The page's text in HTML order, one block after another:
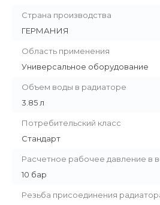
Страна производства
ГЕРМАНИЯ
Область применения
Универсальное оборудование
Объем воды в радиаторе
3.85 л
Потребительский класс
Стандарт
Расчетное рабочее давление в
10 бар
Резьба присоединения